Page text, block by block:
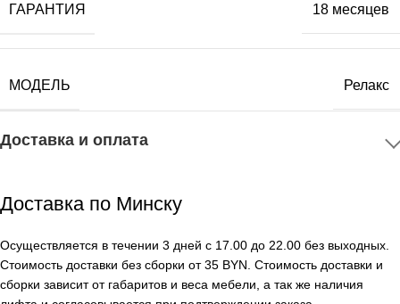
ГАРАНТИЯ 18 месяцев
МОДЕЛЬ Релакс
Доставка и оплата
Доставка по Минску
Осуществляется в течении 3 дней с 17.00 до 22.00 без выходных.
Стоимость доставки без сборки от 35 BYN. Стоимость доставки и
сборки зависит от габаритов и веса мебели, а так же наличия